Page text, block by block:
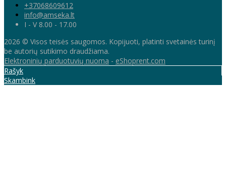
+37068609612
info@amseka.lt
I - V 8.00 - 17.00
2026 © Visos teisės saugomos. Kopijuoti, platinti svetainės turinį
be autorių sutikimo draudžiama.
Elektroninių parduotuvių nuoma - eShoprent.com
Rašyk
Skambink